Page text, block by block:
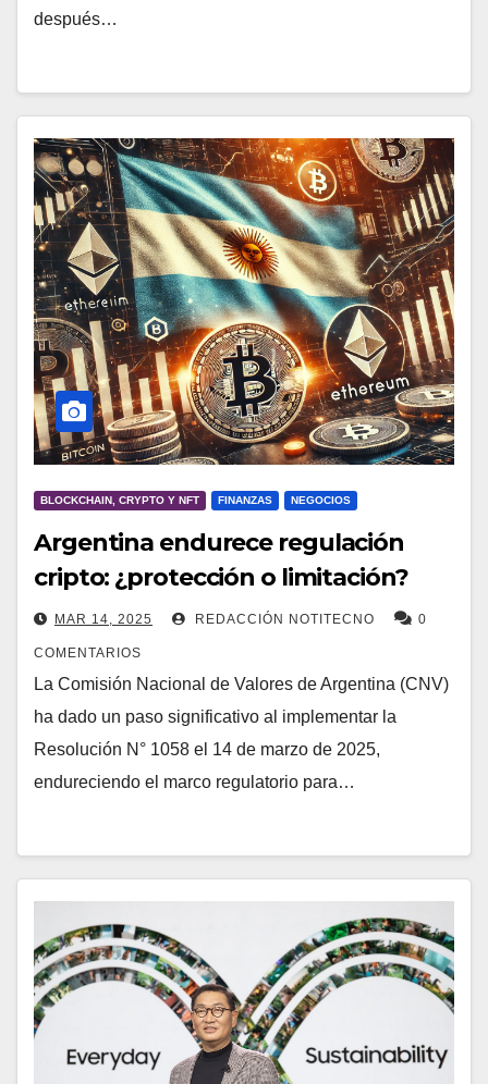
después…
BLOCKCHAIN, CRYPTO Y NFT FINANZAS NEGOCIOS
Argentina endurece regulación
cripto: ¿protección o limitación?
MAR 14, 2025 REDACCIÓN NOTITECNO 0
COMENTARIOS
La Comisión Nacional de Valores de Argentina (CNV)
ha dado un paso significativo al implementar la
Resolución N° 1058 el 14 de marzo de 2025,
endureciendo el marco regulatorio para…